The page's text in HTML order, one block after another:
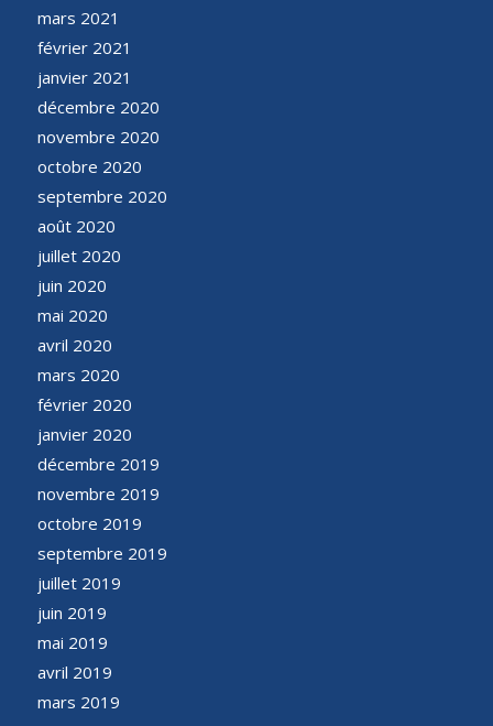
mars 2021
février 2021
janvier 2021
décembre 2020
novembre 2020
octobre 2020
septembre 2020
août 2020
juillet 2020
juin 2020
mai 2020
avril 2020
mars 2020
février 2020
janvier 2020
décembre 2019
novembre 2019
octobre 2019
septembre 2019
juillet 2019
juin 2019
mai 2019
avril 2019
mars 2019